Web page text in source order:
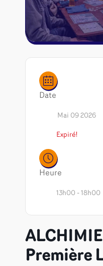
Date
Mai 09 2026
Expiré!
Heure
13h00 - 18h00
Première